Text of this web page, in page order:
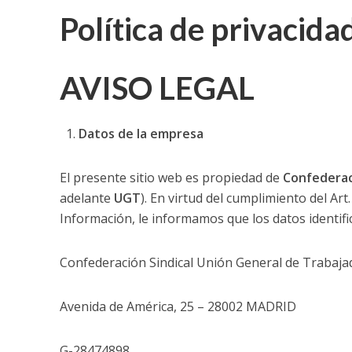
UGT aborda en
El historietista
El
Política de
AVISO LEGAL
Datos de la empresa
El presente sitio web es propiedad de
adelante UGT). En virtud del cumplimiento del
Información, le informamos que los datos
Confederación Sindical Unión General de
Avenida de América, 25 – 28002 MADRID